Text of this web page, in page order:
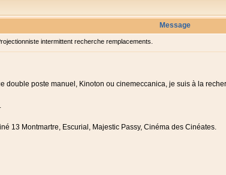
Message
intermittent recherche remplacements.
double poste manuel, Kinoton ou cinemeccanica, je suis à la
13 Montmartre, Escurial, Majestic Passy, Cinéma des Cinéates.